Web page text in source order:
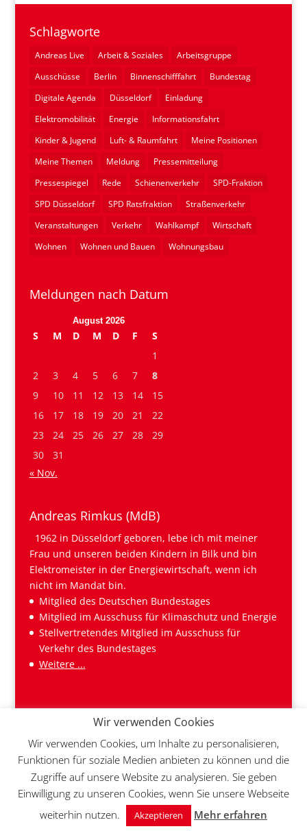
Schlagworte
Andreas Live Arbeit & Soziales
Arbeitsgruppe
Ausschüsse
Berlin Binnenschifffahrt
Bundestag
Digitale Agenda
Düsseldorf
Einladung
Elektromobilität
Energie
Informationsfahrt
Kinder & Jugend
Luft- & Raumfahrt
Meine Positionen
Meine Themen
Meldung
Pressemitteilung
Pressespiegel
Rede Schienenverkehr
SPD-Fraktion
SPD Düsseldorf
SPD Ratsfraktion
Straßenverkehr
Veranstaltungen
Verkehr Wahlkampf
Wirtschaft
Wohnen
Wohnen und Bauen Wohnungsbau
Meldungen nach Datum
August 2026
S M D M D F
S
1
2
3 4 5 6 7
8
9
10 11 12 13 14
15
16
17 18 19 20 21
22
23
24 25 26 27 28
29
30
31
« Nov.
Andreas Rimkus (MdB)
1962 in Düsseldorf geboren, lebe ich mit meiner
Frau und unseren beiden Kindern in Bilk und bin
Elektromeister in der Energiewirtschaft, wenn ich
nicht im Mandat bin.
Mitglied des Deutschen Bundestages
Mitglied im Ausschuss für Klimaschutz und Energie
Stellvertretendes Mitglied im Ausschuss für
Verkehr des Bundestages
Weitere ...
© 2026 Andreas Rimkus MdB | Realisiert von
TagWerk
mitWordPress &DIVI
Wir verwenden Cookies
Wir verwenden Cookies, um Inhalte zu personalisieren,
Funktionen für soziale Medien anbieten zu können und die
Zugriffe auf unsere Website zu analysieren. Sie geben
Einwilligung zu unseren Cookies, wenn Sie unsere Webseite
weiterhin nutzen.
Akzeptieren Mehr erfahren